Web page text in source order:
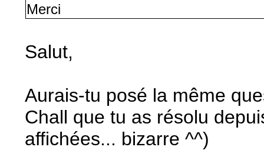
Merci
Salut,
Aurais-tu posé la même
Chall que tu as résolu
affichées... bizarre ^^)